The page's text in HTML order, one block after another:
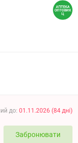
до: 01.11.2026 (84 дні)
Забронювати